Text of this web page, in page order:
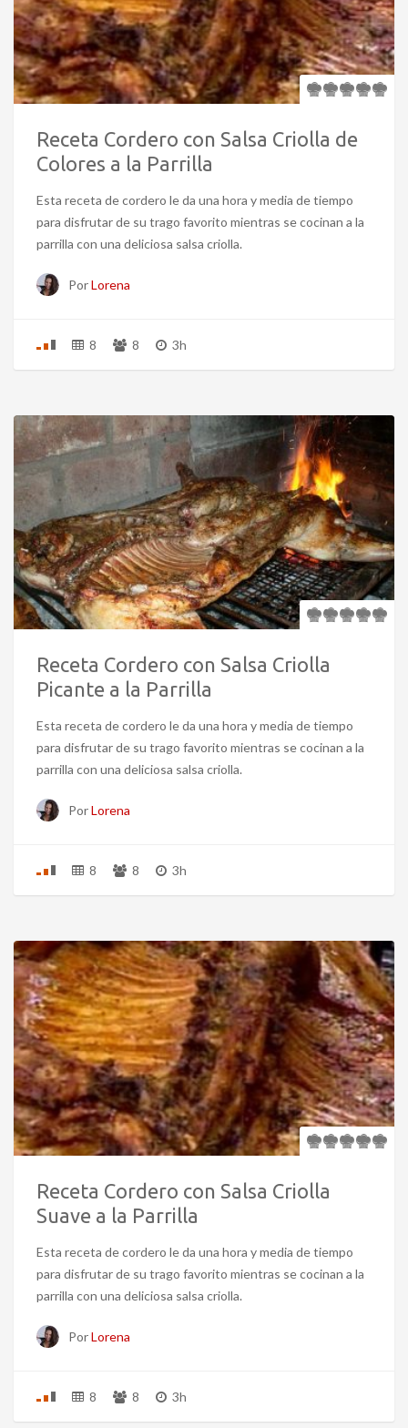
Receta Cordero con Salsa Criolla de
Colores a la Parrilla
Esta receta de cordero le da una hora y media de tiempo
para disfrutar de su trago favorito mientras se cocinan a la
parrilla con una deliciosa salsa criolla.
PorLorena
8 8 3h
Receta Cordero con Salsa Criolla
Picante a la Parrilla
Esta receta de cordero le da una hora y media de tiempo
para disfrutar de su trago favorito mientras se cocinan a la
parrilla con una deliciosa salsa criolla.
PorLorena
8 8 3h
Receta Cordero con Salsa Criolla
Suave a la Parrilla
Esta receta de cordero le da una hora y media de tiempo
para disfrutar de su trago favorito mientras se cocinan a la
parrilla con una deliciosa salsa criolla.
PorLorena
8 8 3h